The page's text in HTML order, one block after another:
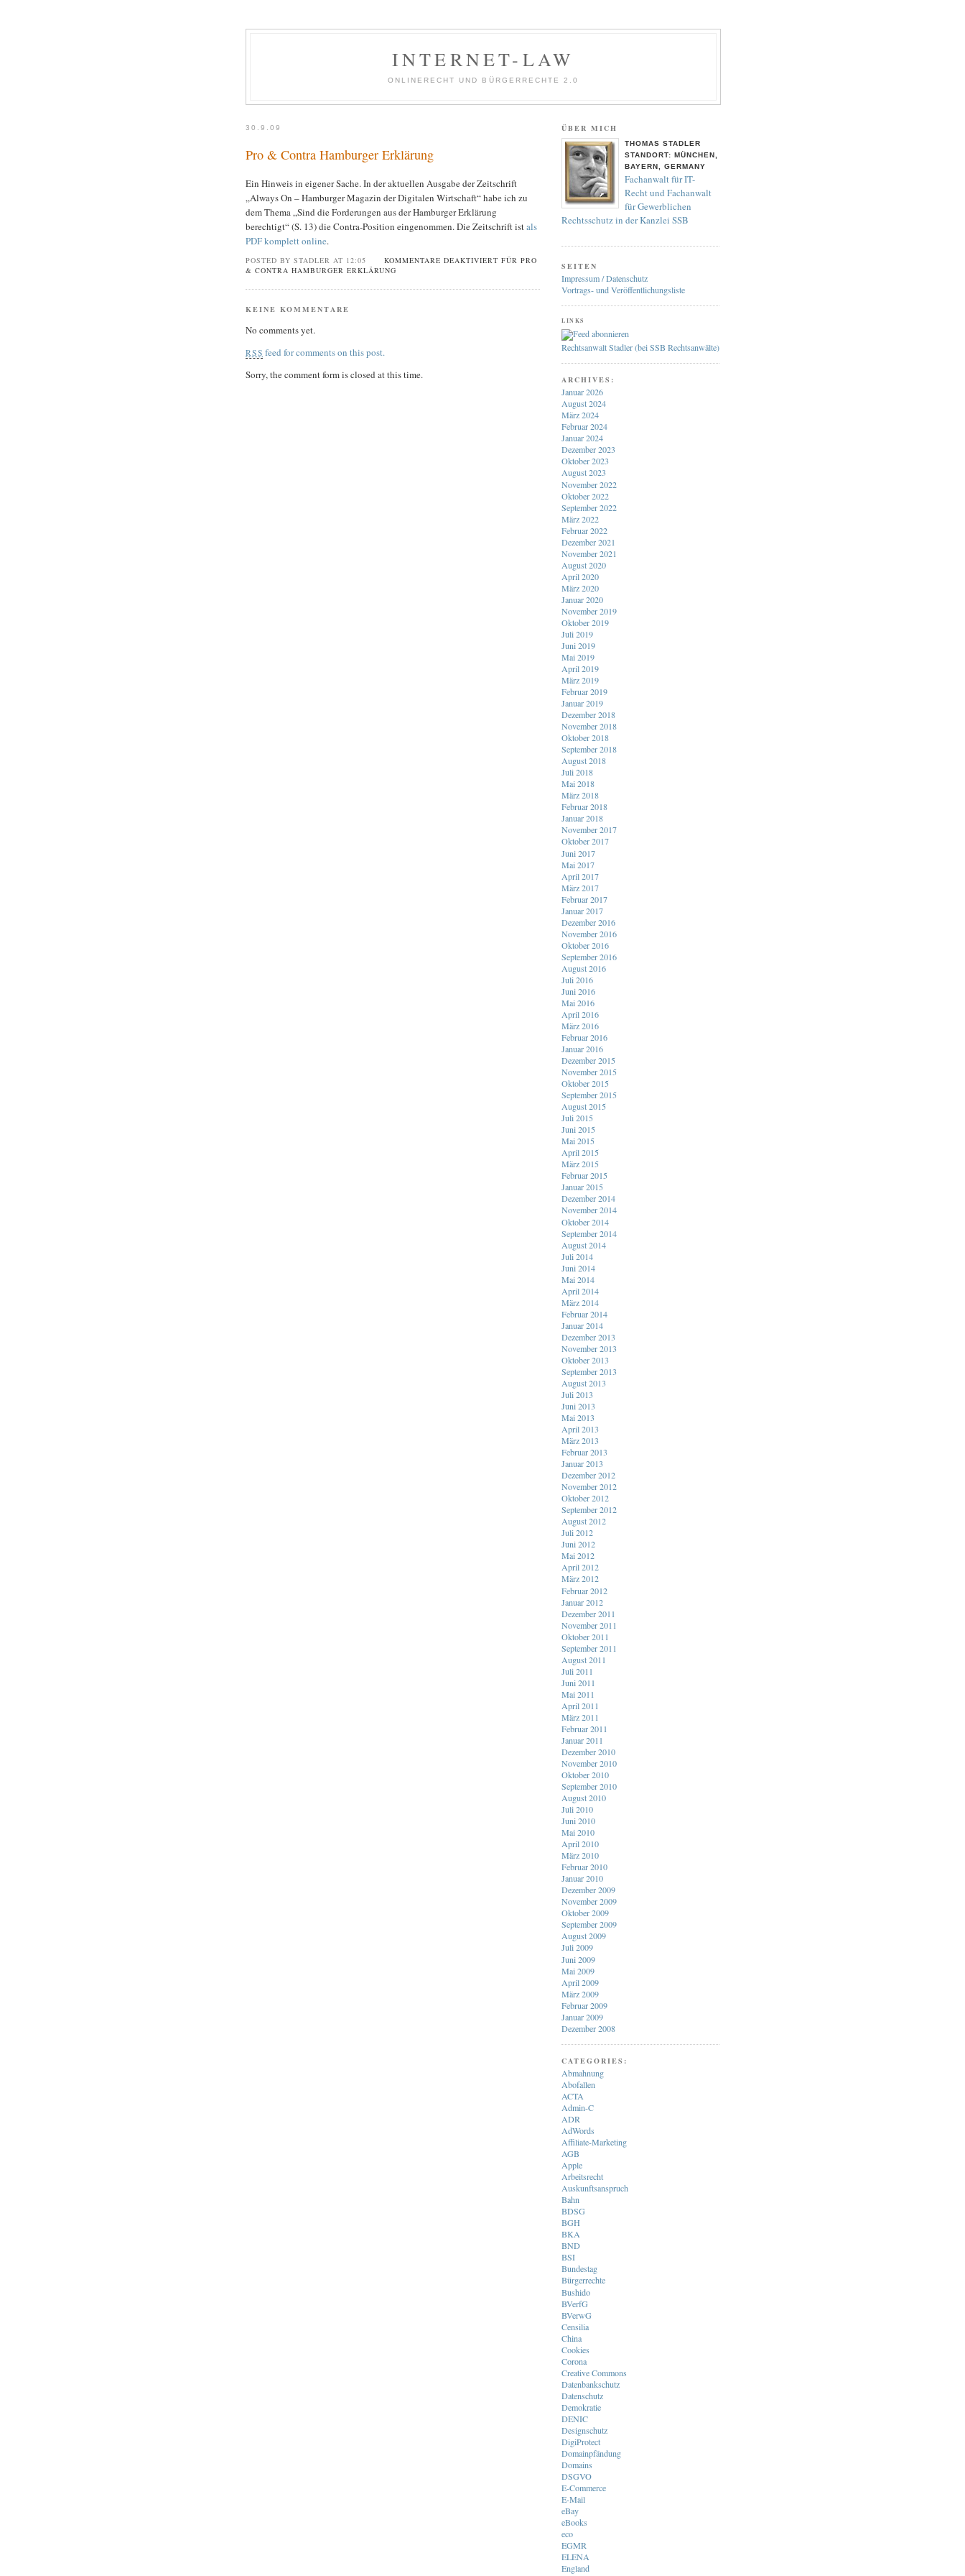
INTERNET-LAW
ONLINERECHT UND BÜRGERRECHTE 2.0
30.9.09
Pro & Contra Hamburger Erklärung
Ein Hinweis in eigener Sache. In der aktuellen Ausgabe der Zeitschrift
„Always On – Hamburger Magazin der Digitalen Wirtschaft“ habe ich zu
dem Thema „Sind die Forderungen aus der Hamburger Erklärung
berechtigt“ (S. 13) die Contra-Position eingenommen. Die Zeitschrift istals
PDF komplett online.
POSTED BY STADLER AT 12:05 KOMMENTARE DEAKTIVIERT FÜR PRO
& CONTRA HAMBURGER ERKLÄRUNG
KEINE KOMMENTARE
No comments yet.
RSS feed for comments on this post.
Sorry, the comment form is closed at this time.
ÜBER MICH
THOMAS STADLER
STANDORT: MÜNCHEN,
BAYERN, GERMANY
Fachanwalt für IT-
Recht und Fachanwalt
für Gewerblichen
Rechtsschutz in der Kanzlei SSB
SEITEN
Impressum / Datenschutz
Vortrags- und Veröffentlichungsliste
LINKS
Rechtsanwalt Stadler (bei SSB Rechtsanwälte)
ARCHIVES:
Januar 2026
August 2024
März 2024
Februar 2024
Januar 2024
Dezember 2023
Oktober 2023
August 2023
November 2022
Oktober 2022
September 2022
März 2022
Februar 2022
Dezember 2021
November 2021
August 2020
April 2020
März 2020
Januar 2020
November 2019
Oktober 2019
Juli 2019
Juni 2019
Mai 2019
April 2019
März 2019
Februar 2019
Januar 2019
Dezember 2018
November 2018
Oktober 2018
September 2018
August 2018
Juli 2018
Mai 2018
März 2018
Februar 2018
Januar 2018
November 2017
Oktober 2017
Juni 2017
Mai 2017
April 2017
März 2017
Februar 2017
Januar 2017
Dezember 2016
November 2016
Oktober 2016
September 2016
August 2016
Juli 2016
Juni 2016
Mai 2016
April 2016
März 2016
Februar 2016
Januar 2016
Dezember 2015
November 2015
Oktober 2015
September 2015
August 2015
Juli 2015
Juni 2015
Mai 2015
April 2015
März 2015
Februar 2015
Januar 2015
Dezember 2014
November 2014
Oktober 2014
September 2014
August 2014
Juli 2014
Juni 2014
Mai 2014
April 2014
März 2014
Februar 2014
Januar 2014
Dezember 2013
November 2013
Oktober 2013
September 2013
August 2013
Juli 2013
Juni 2013
Mai 2013
April 2013
März 2013
Februar 2013
Januar 2013
Dezember 2012
November 2012
Oktober 2012
September 2012
August 2012
Juli 2012
Juni 2012
Mai 2012
April 2012
März 2012
Februar 2012
Januar 2012
Dezember 2011
November 2011
Oktober 2011
September 2011
August 2011
Juli 2011
Juni 2011
Mai 2011
April 2011
März 2011
Februar 2011
Januar 2011
Dezember 2010
November 2010
Oktober 2010
September 2010
August 2010
Juli 2010
Juni 2010
Mai 2010
April 2010
März 2010
Februar 2010
Januar 2010
Dezember 2009
November 2009
Oktober 2009
September 2009
August 2009
Juli 2009
Juni 2009
Mai 2009
April 2009
März 2009
Februar 2009
Januar 2009
Dezember 2008
CATEGORIES:
Abmahnung
Abofallen
ACTA
Admin-C
ADR
AdWords
Affiliate-Marketing
AGB
Apple
Arbeitsrecht
Auskunftsanspruch
Bahn
BDSG
BGH
BKA
BND
BSI
Bundestag
Bürgerrechte
Bushido
BVerfG
BVerwG
Censilia
China
Cookies
Corona
Creative Commons
Datenbankschutz
Datenschutz
Demokratie
DENIC
Designschutz
DigiProtect
Domainpfändung
Domains
DSGVO
E-Commerce
E-Mail
eBay
eBooks
eco
EGMR
ELENA
England